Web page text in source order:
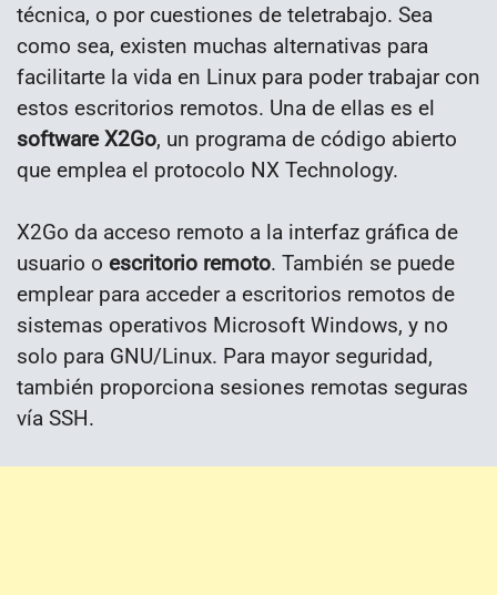
técnica, o por cuestiones de teletrabajo. Sea
como sea, existen muchas alternativas para
facilitarte la vida en Linux para poder trabajar con
estos escritorios remotos. Una de ellas es el
software X2Go, un programa de código abierto
que emplea el protocolo NX Technology.
X2Go da acceso remoto a la interfaz gráfica de
usuario o escritorio remoto. También se puede
emplear para acceder a escritorios remotos de
sistemas operativos Microsoft Windows, y no
solo para GNU/Linux. Para mayor seguridad,
también proporciona sesiones remotas seguras
vía SSH.